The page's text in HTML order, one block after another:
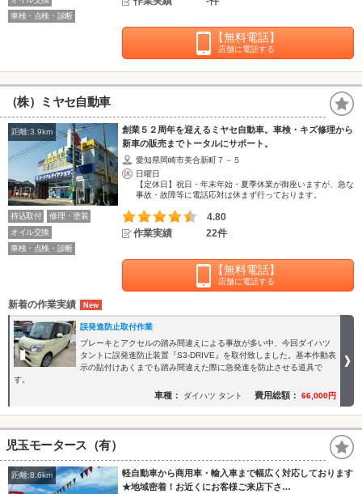
車検・点検・診断
【無料電話】
店舗に電話する
（株）ミヤセ自動車
距離:3.9km
創業５２周年を迎えるミヤセ自動車。車検・キズ修理から
新車の販売までトータルにサポート。
愛知県岡崎市美合新町７－５
日曜日
【定休日】祝日・年末年始・夏季休業が御座いますが、急な
事故・故障等に電話応対は休まず行っております。
持込取付
修理・塗装
オイル交換
車検・点検・診断
4.80
作業実績
22件
【無料電話】
店舗に電話する
新着の作業実績
誤発進防止取付作業
ブレーキとアクセルの踏み間違えによる事故が多い中、今回ダイハツ
タントに誤発進防止装置『S3-DRIVE』を取付致しました。基本作動表
示の貼付けあくまでも踏み間違えた際に急発進を防止させる道具で
す。
車種： ダイハツ タント 費用総額： 66,000円
児玉モータース（有）
距離:8.6km
軽自動車から商用車・輸入車まで幅広く対応しております
★地域密着！お近くにお客様ご来店下さ…